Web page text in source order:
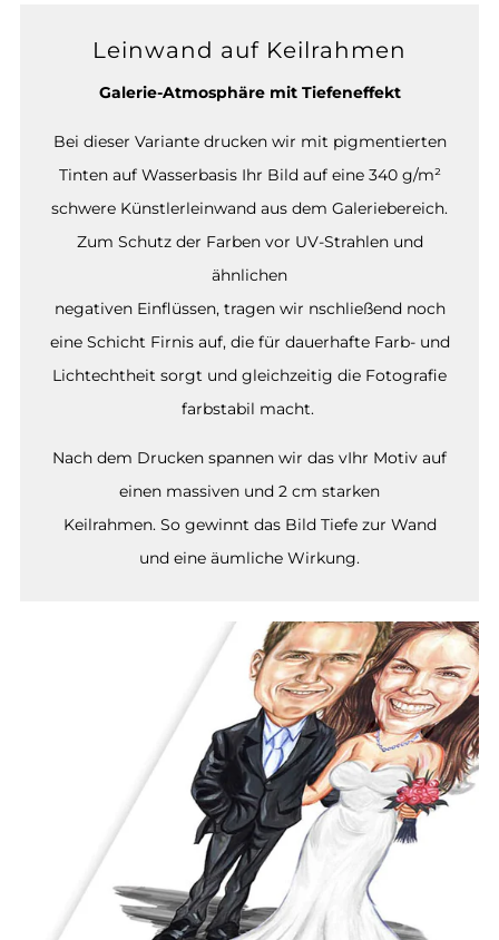
Leinwand auf Keilrahmen
Galerie-Atmosphäre mit Tiefeneffekt
Bei dieser Variante drucken wir mit pigmentierten
Tinten auf Wasserbasis Ihr Bild auf eine 340 g/m²
schwere Künstlerleinwand aus dem Galeriebereich.
Zum Schutz der Farben vor UV-Strahlen und
ähnlichen
negativen Einflüssen, tragen wir nschließend noch
eine Schicht Firnis auf, die für dauerhafte Farb- und
Lichtechtheit sorgt und gleichzeitig die Fotografie
farbstabil macht.
Nach dem Drucken spannen wir das vIhr Motiv auf
einen massiven und 2 cm starken
Keilrahmen. So gewinnt das Bild Tiefe zur Wand
und eine äumliche Wirkung.